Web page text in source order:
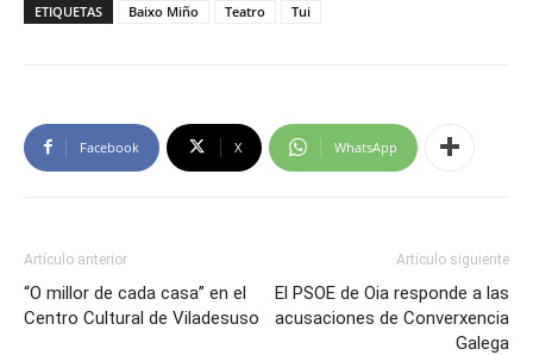
ETIQUETAS Baixo Miño Teatro Tui
Facebook X WhatsApp
Artículo anterior
“O millor de cada casa” en el
Centro Cultural de Viladesuso
Artículo siguiente
El PSOE de Oia responde a las
acusaciones de Converxencia
Galega